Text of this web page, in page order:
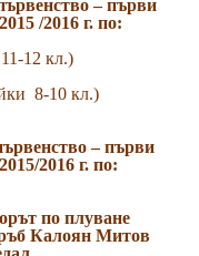
– първи
/2016 г. по:
12 кл.)
8-10 кл.)
– първи
2016 г. по:
по плуване
Калоян Митов